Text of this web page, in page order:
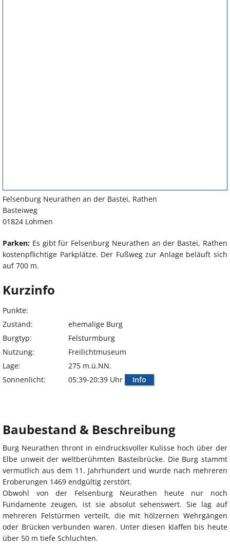
Felsenburg Neurathen an der Bastei, Rathen
Basteiweg
01824 Lohmen
Parken: Es gibt für Felsenburg Neurathen an der Bastei, Rathen
kostenpflichtige Parkplätze. Der Fußweg zur Anlage beläuft sich
auf 700 m.
Kurzinfo
Punkte:
Zustand:
ehemalige Burg
Burgtyp:
Felsturmburg
Nutzung:
Freilichtmuseum
Lage:
275 m.ü.NN.
Sonnenlicht:
05:39-20:39 Uhr Info
Baubestand & Beschreibung
Burg Neurathen thront in eindrucksvoller Kulisse hoch über der
Elbe unweit der weltberühmten Basteibrücke. Die Burg stammt
vermutlich aus dem 11. Jahrhundert und wurde nach mehreren
Eroberungen 1469 endgültig zerstört.
Obwohl von der Felsenburg Neurathen heute nur noch
Fundamente zeugen, ist sie absolut sehenswert. Sie lag auf
mehreren Felstürmen verteilt, die mit hölzernen Wehrgängen
oder Brücken verbunden waren. Unter diesen klaffen bis heute
über 50 m tiefe Schluchten.